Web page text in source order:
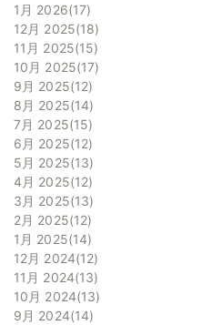
1月 2026 17
12月 2025 18
11月 2025 15
10月 2025 17
9月 2025 12
8月 2025 14
7月 2025 15
6月 2025 12
5月 2025 13
4月 2025 12
3月 2025 13
2月 2025 12
1月 2025 14
12月 2024 12
11月 2024 13
10月 2024 13
9月 2024 14